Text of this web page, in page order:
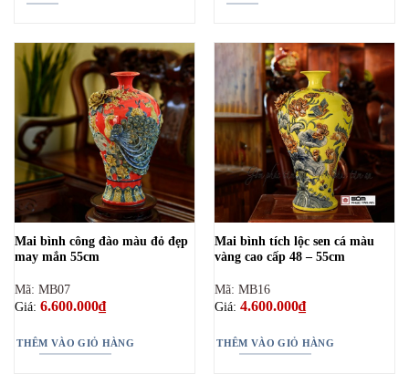
Mai bình công đào màu đỏ đẹp
may mắn 55cm
Mã: MB07
Giá: 6.600.000₫
THÊM VÀO GIỎ HÀNG
Mai bình tích lộc sen cá màu
vàng cao cấp 48 – 55cm
Mã: MB16
Giá: 4.600.000₫
THÊM VÀO GIỎ HÀNG